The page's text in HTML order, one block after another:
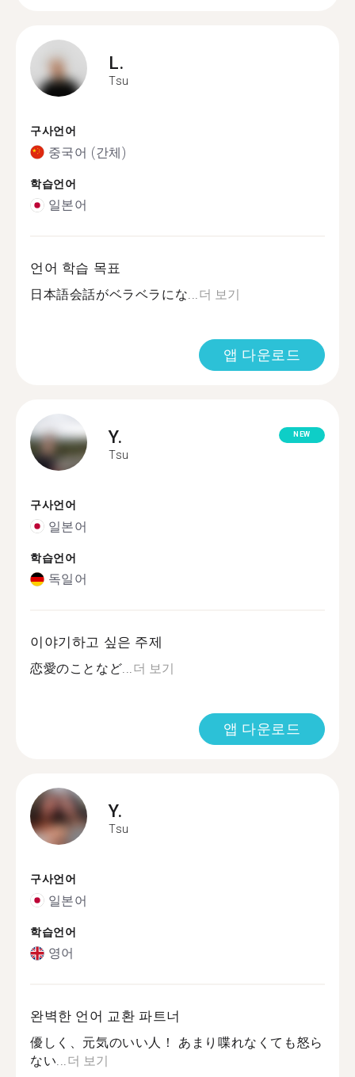
L.
Tsu
구사언어
중국어 (간체)
학습언어
일본어
언어 학습 목표
日本語会話がベラベラにな...더 보기
앱 다운로드
Y.
Tsu
NEW
구사언어
일본어
학습언어
독일어
이야기하고 싶은 주제
恋愛のことなど...더 보기
앱 다운로드
Y.
Tsu
구사언어
일본어
학습언어
영어
완벽한 언어 교환 파트너
優しく、元気のいい人！ あまり喋れなくても怒ら
ない...더 보기